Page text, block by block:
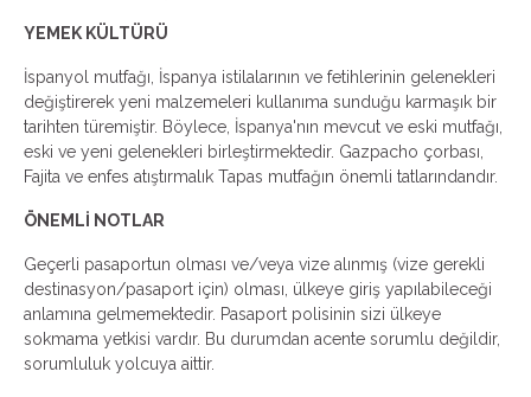
YEMEK KÜLTÜRÜ
İspanyol mutfağı, İspanya istilalarının ve fetihlerinin gelenekleri
değiştirerek yeni malzemeleri kullanıma sunduğu karmaşık bir
tarihten türemiştir. Böylece, İspanya'nın mevcut ve eski mutfağı,
eski ve yeni gelenekleri birleştirmektedir. Gazpacho çorbası,
Fajita ve enfes atıştırmalık Tapas mutfağın önemli tatlarındandır.
ÖNEMLİ NOTLAR
Geçerli pasaportun olması ve/veya vize alınmış (vize gerekli
destinasyon/pasaport için) olması, ülkeye giriş yapılabileceği
anlamına gelmemektedir. Pasaport polisinin sizi ülkeye
sokmama yetkisi vardır. Bu durumdan acente sorumlu değildir,
sorumluluk yolcuya aittir.